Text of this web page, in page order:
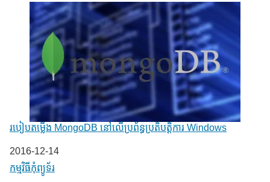
របៀបតម្លើង MongoDB នៅលើប្រព័ន្ធប្រតិបត្តិការ Windows
Date
2016-12-14
In relation to
កម្មវិធីកុំព្យូទ័រ